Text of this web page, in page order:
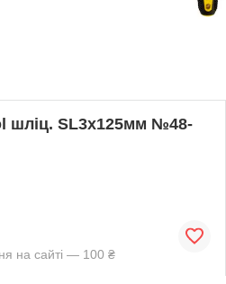
шліц. SL3х125мм №48-
на сайті — 100 ₴